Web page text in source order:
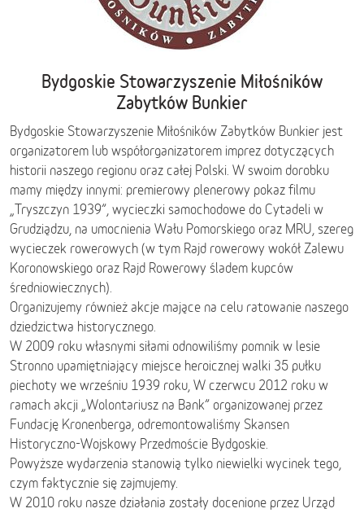
Bydgoskie Stowarzyszenie Miłośników
Zabytków Bunkier
Bydgoskie Stowarzyszenie Miłośników Zabytków Bunkier jest
organizatorem lub współorganizatorem imprez dotyczących
historii naszego regionu oraz całej Polski. W swoim dorobku
mamy między innymi: premierowy plenerowy pokaz filmu
„Tryszczyn 1939”, wycieczki samochodowe do Cytadeli w
Grudziądzu, na umocnienia Wału Pomorskiego oraz MRU, szereg
wycieczek rowerowych (w tym Rajd rowerowy wokół Zalewu
Koronowskiego oraz Rajd Rowerowy śladem kupców
średniowiecznych).
Organizujemy również akcje mające na celu ratowanie naszego
dziedzictwa historycznego.
W 2009 roku własnymi siłami odnowiliśmy pomnik w lesie
Stronno upamiętniający miejsce heroicznej walki 35 pułku
piechoty we wrześniu 1939 roku, W czerwcu 2012 roku w
ramach akcji „Wolontariusz na Bank” organizowanej przez
Fundację Kronenberga, odremontowaliśmy Skansen
Historyczno-Wojskowy Przedmoście Bydgoskie.
Powyższe wydarzenia stanowią tylko niewielki wycinek tego,
czym faktycznie się zajmujemy.
W 2010 roku nasze działania zostały docenione przez Urząd